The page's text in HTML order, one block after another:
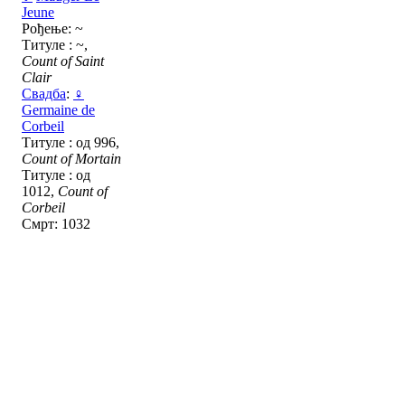
Jeune
Рођење: ~
Титуле : ~,
Count of Saint
Clair
Свадба: ♀
Germaine de
Corbeil
Титуле : од 996,
Count of Mortain
Титуле : од
1012, Count of
Corbeil
Смрт: 1032